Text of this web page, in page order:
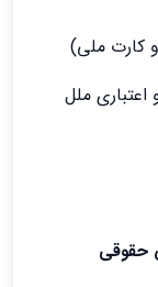
کارت ملی)
ملل
حقوقی